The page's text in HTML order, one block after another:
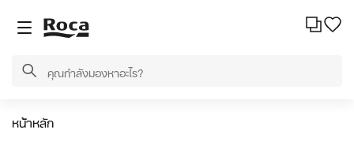
หน้าหลัก